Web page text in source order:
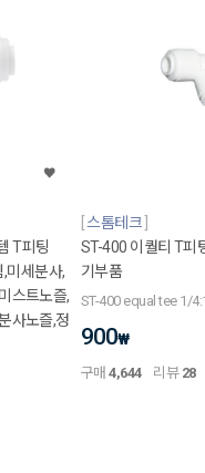
T피팅
미세분사,
스트노즐,
사노즐,정
스톰테크
ST-400 이퀄티 T피
기부품
ST-400 equal tee 1/
900₩
구매4,644 리뷰 28